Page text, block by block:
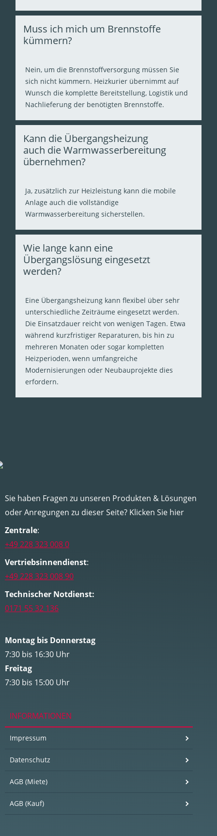
Muss ich mich um Brennstoffe
kümmern?
Nein, um die Brennstoffversorgung müssen Sie
sich nicht kümmern. Heizkurier übernimmt auf
Wunsch die komplette Bereitstellung, Logistik und
Nachlieferung der benötigten Brennstoffe.
Kann die Übergangsheizung
auch die Warmwasserbereitung
übernehmen?
Ja, zusätzlich zur Heizleistung kann die mobile
Anlage auch die vollständige
Warmwasserbereitung sicherstellen.
Wie lange kann eine
Übergangslösung eingesetzt
werden?
Eine Übergangsheizung kann flexibel über sehr
unterschiedliche Zeiträume eingesetzt werden.
Die Einsatzdauer reicht von wenigen Tagen. Etwa
während kurzfristiger Reparaturen, bis hin zu
mehreren Monaten oder sogar kompletten
Heizperioden, wenn umfangreiche
Modernisierungen oder Neubauprojekte dies
erfordern.
Sie haben Fragen zu unseren Produkten & Lösungen
oder Anregungen zu dieser Seite? Klicken Sie hier
Zentrale:
+49 228 323 008 0
Vertriebsinnendienst:
+49 228 323 008 90
Technischer Notdienst:
0171 55 32 136
Montag bis Donnerstag
7:30 bis 16:30 Uhr
Freitag
7:30 bis 15:00 Uhr
INFORMATIONEN
Impressum
Datenschutz
AGB (Miete)
AGB (Kauf)